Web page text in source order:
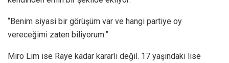
“Benim siyasi bir görüşüm var ve hangi partiye oy
vereceğimi zaten biliyorum.”
Miro Lim ise Raye kadar kararlı değil. 17 yaşındaki lise